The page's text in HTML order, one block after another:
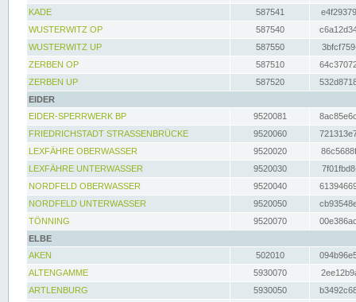
KADE
587541
WUSTERWITZ OP
587540
WUSTERWITZ UP
587550
ZERBEN OP
587510
ZERBEN UP
587520
EIDER
EIDER-SPERRWERK BP
9520081
FRIEDRICHSTADT STRASSENBRÜCKE
9520060
LEXFÄHRE OBERWASSER
9520020
LEXFÄHRE UNTERWASSER
9520030
NORDFELD OBERWASSER
9520040
NORDFELD UNTERWASSER
9520050
TÖNNING
9520070
ELBE
AKEN
502010
ALTENGAMME
5930070
ARTLENBURG
5930050